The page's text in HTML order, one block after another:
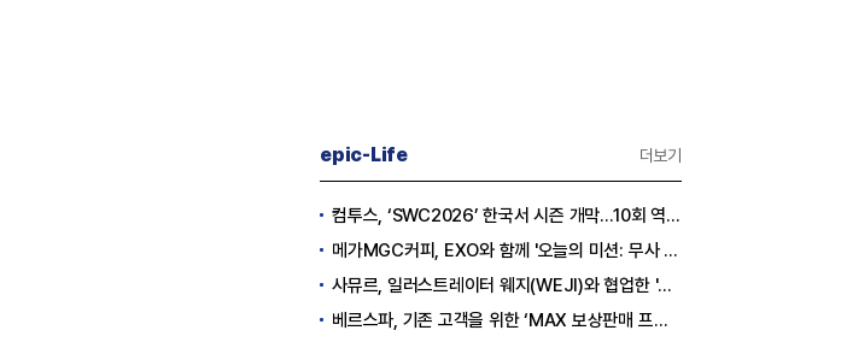
epic-Life 더보기
컴투스, ‘SWC2026’ 한국서 시즌 개막…10회 역사를 이어갈 챔피언은 누가 될까
메가MGC커피, EXO와 함께 '오늘의 미션: 무사 퇴근' 포토카드 이벤트 진행
사뮤르, 일러스트레이터 웨지(WEJI)와 협업한 '이너뷰티 홍삼스틱' 공개
베르스파, 기존 고객을 위한 ‘MAX 보상판매 프로모션’ 진행